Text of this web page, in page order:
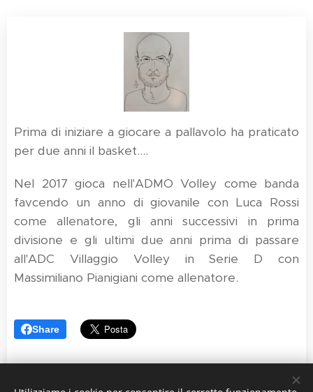
Prima di iniziare a giocare a pallavolo ha praticato
per due anni il basket....
Nel 2017 gioca nell'ADMO Volley come banda
favcendo un anno di giovanile con Luca Rossi
come allenatore, gli anni successivi in prima
divisione e gli ultimi due anni prima di passare
all'ADC Villaggio Volley in Serie D con
Massimiliano Pianigiani come allenatore.
Share